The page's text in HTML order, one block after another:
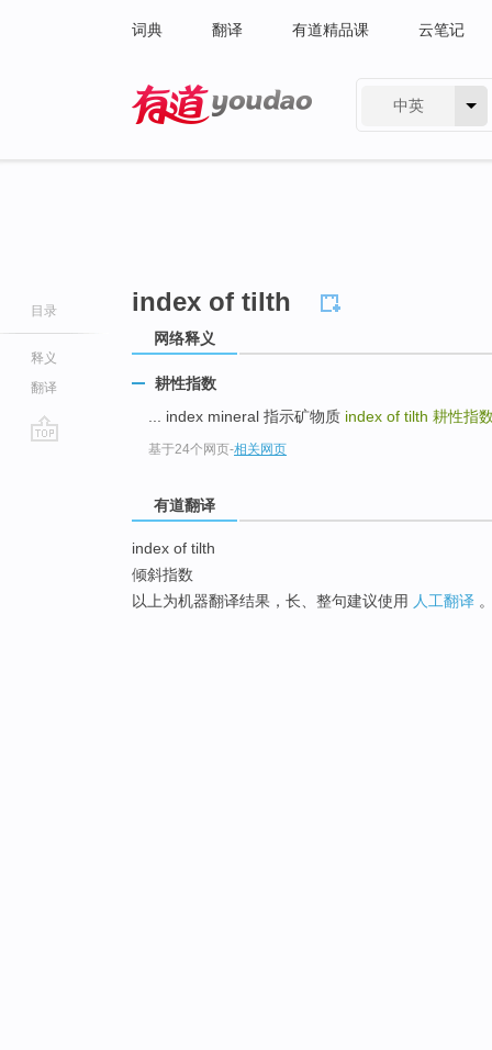
词典 翻译 有道精品课 云笔记
中英
目录
释义
翻译
index of tilth
网络释义
耕性指数
... index mineral 指示矿物质 index of tilth 耕性指
基于24个网页-相关网页
有道翻译
index of tilth
倾斜指数
以上为机器翻译结果，长、整句建议使用 人工翻译